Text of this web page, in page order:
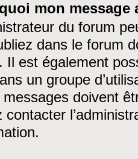
mon message
du forum
dans le forum
Il est également
un groupe
doivent
contacter